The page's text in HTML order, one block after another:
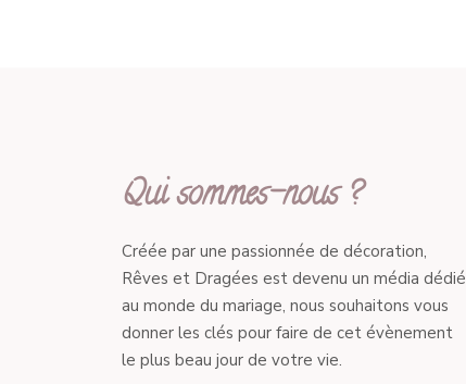
Qui sommes-nous ?
Créée par une passionnée de décoration,
Rêves et Dragées est devenu un média dédié
au monde du mariage, nous souhaitons vous
donner les clés pour faire de cet évènement
le plus beau jour de votre vie.